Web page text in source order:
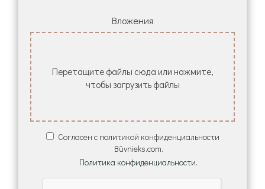
Вложения
Перетащите файлы сюда или нажмите,
чтобы загрузить файлы
Согласен с политикой конфиденциальности
Būvnieks.com.
Политика конфиденциальности.